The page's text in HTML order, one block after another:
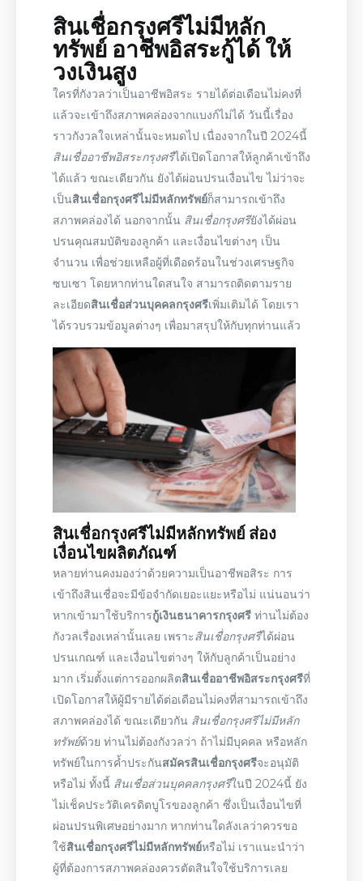
สินเชื่อกรุงศรีไม่มีหลัก
ทรัพย์ อาชีพอิสระกู้ได้ ให้
วงเงินสูง
ใครที่กังวลว่าเป็นอาชีพอิสระ รายได้ต่อเดือนไม่คงที่
แล้วจะเข้าถึงสภาพคล่องจากแบงก์ไม่ได้ วันนี้เรื่อง
ราวกังวลใจเหล่านั้นจะหมดไป เนื่องจากในปี 2024นี้
สินเชื่ออาชีพอิสระกรุงศรีได้เปิดโอกาสให้ลูกค้าเข้าถึง
ได้แล้ว ขณะเดียวกัน ยังได้ผ่อนปรนเงื่อนไข ไม่ว่าจะ
เป็นสินเชื่อกรุงศรีไม่มีหลักทรัพย์ก็สามารถเข้าถึง
สภาพคล่องได้ นอกจากนั้น สินเชื่อกรุงศรียังได้ผ่อน
ปรนคุณสมบัติของลูกค้า และเงื่อนไขต่างๆ เป็น
จำนวน เพื่อช่วยเหลือผู้ที่เดือดร้อนในช่วงเศรษฐกิจ
ซบเซา โดยหากท่านใดสนใจ สามารถติดตามราย
ละเอียดสินเชื่อส่วนบุคคลกรุงศรีเพิ่มเติมได้ โดยเรา
ได้รวบรวมข้อมูลต่างๆ เพื่อมาสรุปให้กับทุกท่านแล้ว
สินเชื่อกรุงศรีไม่มีหลักทรัพย์ ส่อง
เงื่อนไขผลิตภัณฑ์
หลายท่านคงมองว่าด้วยความเป็นอาชีพอสิระ การ
เข้าถึงสินเชื่อจะมีข้อจำกัดเยอะแยะหรือไม่ แน่นอนว่า
หากเข้ามาใช้บริการกู้เงินธนาคารกรุงศรี ท่านไม่ต้อง
กังวลเรื่องเหล่านั้นเลย เพราะสินเชื่อกรุงศรีได้ผ่อน
ปรนเกณฑ์ และเงื่อนไขต่างๆ ให้กับลูกค้าเป็นอย่าง
มาก เริ่มตั้งแต่การออกผลิตสินเชื่ออาชีพอิสระกรุงศรีที่
เปิดโอกาสให้ผู้มีรายได้ต่อเดือนไม่คงที่สามารถเข้าถึง
สภาพคล่องได้ ขณะเดียวกัน สินเชื่อกรุงศรีไม่มีหลัก
ทรัพย์ด้วย ท่านไม่ต้องกังวลว่า ถ้าไม่มีบุคคล หรือหลัก
ทรัพย์ในการค้ำประกันสมัครสินเชื่อกรุงศรีจะอนุมัติ
หรือไม่ ทั้งนี้ สินเชื่อส่วนบุคคลกรุงศรีในปี 2024นี้ ยัง
ไม่เช็คประวัติเครดิตบูโรของลูกค้า ซึ่งเป็นเงื่อนไขที่
ผ่อนปรนพิเศษอย่างมาก หากท่านใดลังเลว่าควรขอ
ใช้สินเชื่อกรุงศรีไม่มีหลักทรัพย์หรือไม่ เราแนะนำว่า
ผู้ที่ต้องการสภาพคล่องควรตัดสินใจใช้บริการเลย